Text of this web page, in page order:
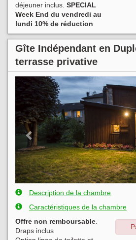
déjeuner inclus. SPECIAL
Week End du vendredi au
lundi 10% de réduction
Gîte Indépendant en
terrasse privative
Previous
Description de la chambre
Caractéristiques de la chambre
Offre non remboursable
Draps inclus